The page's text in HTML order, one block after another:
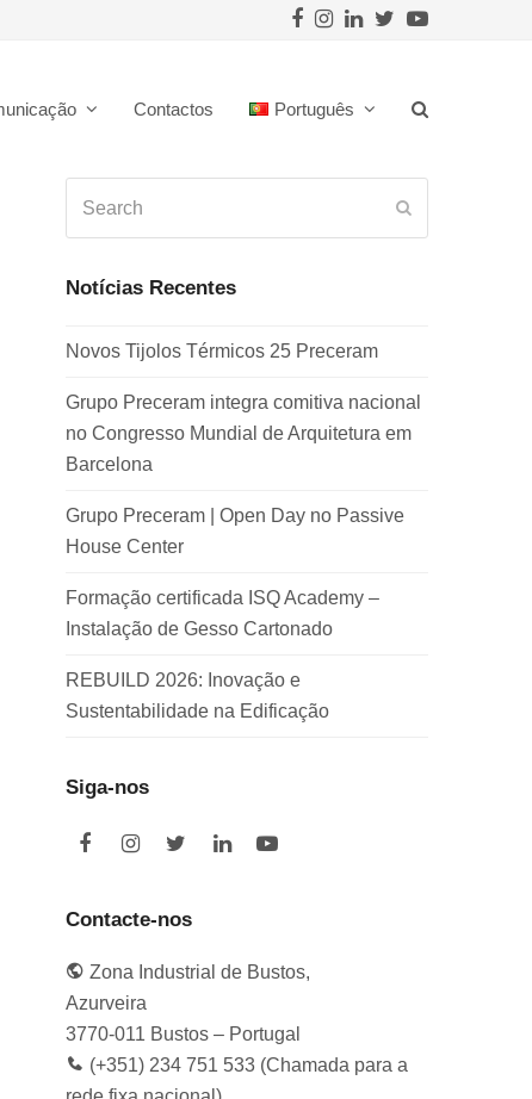
Facebook
Instagram
LinkedIn
Twitter
Contactos Português
Notícias Recentes
Novos Tijolos Térmicos 25 Preceram
Grupo Preceram integra comitiva nacional
no Congresso Mundial de Arquitetura em
Barcelona
Grupo Preceram | Open Day no Passive
House Center
Formação certificada ISQ Academy –
Instalação de Gesso Cartonado
REBUILD 2026: Inovação e
Sustentabilidade na Edificação
Siga-nos
F
e
o
o
k
I
t
g
r
a
m
T
t
e
r
L
d
I
Y
e
Contacte-nos
Zona Industrial de Bustos,
Azurveira
3770-011 Bustos – Portugal
(+351) 234 751 533 (Chamada para a